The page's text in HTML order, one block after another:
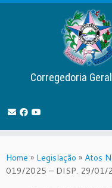
to
content
Corregedoria
Home » Legislação » Atos
019/2025 – DISP. 29/01/